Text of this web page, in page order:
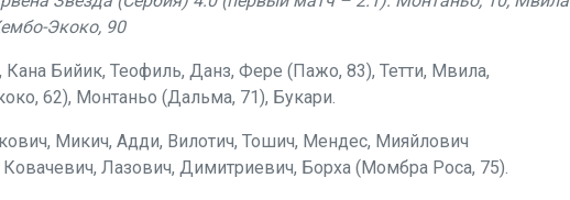
Экоко, 90
Кана Бийик, Теофиль, Данз, Фере (Пажо, 83), Тетти, Мвила,
62), Монтаньо (Дальма, 71), Букари.
Микич, Адди, Вилотич, Тошич, Мендес, Мияйлович
Лазович, Димитриевич, Борха (Момбра Роса, 75).